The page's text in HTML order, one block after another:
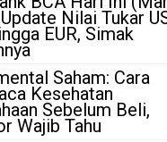
Nilai Tukar
EUR, Simak
Saham: Cara
Kesehatan
Sebelum Beli,
Wajib Tahu